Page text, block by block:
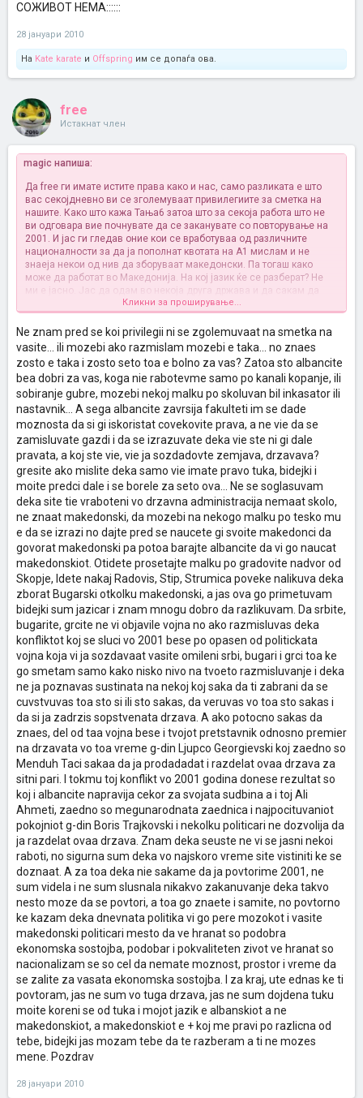
СОЖИВОТ НЕМА::::::
28 јануари 2010
На Kate karate и Offspring им се допаѓа ова.
free
Истакнат член
magic напиша:
Да free ги имате истите права како и нас, само разликата е што
вас секојдневно ви се зголемуваат привилегиите за сметка на
нашите. Како што кажа Тања6 затоа што за секоја работа што не
ви одговара вие почнувате да се заканувате со повторување на
2001. И јас ги гледав оние кои се вработуваа од различните
националности за да ја пополнат квотата на А1 мислам и не
знаеја некои од нив да зборуваат македонски. Па тогаш како
може да работат во Македонија. На кој јазик ќе се разберат? Не
ми е јасно. Јас да одам во некоја друга држава и да сакам да
работам нема шанси да ме вработат без да го познавам нивниот
јазик.
Точно е дека имаме проблеми и со србите и со бугарите и со
грците, но тие немаат сеуште започнато војна со нас и не ни се
закануваат со војна. За разлика од албанците. Исто така
албанците беа тие кои на изборите на 1 јуни 2008 правеа нереди и
со тоа не докажавме дека сме демократска земја и тоа влијаеше
и негативно на извештајот од ЕК. Затоа не ми кажувај дека сите
албанци се залагаат за доброто на Македонија, можеби ти да и
уште неколку други, но не сите. На другите им се наредува, а тие
исполнуваат наредби. Поздрав и не сакам да навредам никого
само кажувам мислење.
Кликни за проширување...
Ne znam pred se koi privilegii ni se zgolemuvaat na smetka na
vasite... ili mozebi ako razmislam mozebi e taka... no znaes
zosto e taka i zosto seto toa e bolno za vas? Zatoa sto albancite
bea dobri za vas, koga nie rabotevme samo po kanali kopanje, ili
sobiranje gubre, mozebi nekoj malku po skoluvan bil inkasator ili
nastavnik... A sega albancite zavrsija fakulteti im se dade
moznosta da si gi iskoristat covekovite prava, a ne vie da se
zamisluvate gazdi i da se izrazuvate deka vie ste ni gi dale
pravata, a koj ste vie, vie ja sozdadovte zemjava, drzavava?
gresite ako mislite deka samo vie imate pravo tuka, bidejki i
moite predci dale i se borele za seto ova... Ne se soglasuvam
deka site tie vraboteni vo drzavna administracija nemaat skolo,
ne znaat makedonski, da mozebi na nekogo malku po tesko mu
e da se izrazi no dajte pred se naucete gi svoite makedonci da
govorat makedonski pa potoa barajte albancite da vi go naucat
makedonskiot. Otidete prosetajte malku po gradovite nadvor od
Skopje, Idete nakaj Radovis, Stip, Strumica poveke nalikuva deka
zborat Bugarski otkolku makedonski, a jas ova go primetuvam
bidejki sum jazicar i znam mnogu dobro da razlikuvam. Da srbite,
bugarite, grcite ne vi objavile vojna no ako razmisluvas deka
konfliktot koj se sluci vo 2001 bese po opasen od politickata
vojna koja vi ja sozdavaat vasite omileni srbi, bugari i grci toa ke
go smetam samo kako nisko nivo na tvoeto razmisluvanje i deka
ne ja poznavas sustinata na nekoj koj saka da ti zabrani da se
cuvstvuvas toa sto si ili sto sakas, da veruvas vo toa sto sakas i
da si ja zadrzis sopstvenata drzava. A ako potocno sakas da
znaes, del od taa vojna bese i tvojot pretstavnik odnosno premier
na drzavata vo toa vreme g-din Ljupco Georgievski koj zaedno so
Menduh Taci sakaa da ja prodadadat i razdelat ovaa drzava za
sitni pari. I tokmu toj konflikt vo 2001 godina donese rezultat so
koj i albancite napravija cekor za svojata sudbina a i toj Ali
Ahmeti, zaedno so megunarodnata zaednica i najpocituvaniot
pokojniot g-din Boris Trajkovski i nekolku politicari ne dozvolija da
ja razdelat ovaa drzava. Znam deka seuste ne vi se jasni nekoi
raboti, no sigurna sum deka vo najskoro vreme site vistiniti ke se
doznaat. A za toa deka nie sakame da ja povtorime 2001, ne
sum videla i ne sum slusnala nikakvo zakanuvanje deka takvo
nesto moze da se povtori, a toa go znaete i samite, no povtorno
ke kazam deka dnevnata politika vi go pere mozokot i vasite
makedonski politicari mesto da ve hranat so podobra
ekonomska sostojba, podobar i pokvaliteten zivot ve hranat so
nacionalizam se so cel da nemate moznost, prostor i vreme da
se zalite za vasata ekonomska sostojba. I za kraj, ute ednas ke ti
povtoram, jas ne sum vo tuga drzava, jas ne sum dojdena tuku
moite koreni se od tuka i mojot jazik e albanskiot a ne
makedonskiot, a makedonskiot e + koj me pravi po razlicna od
tebe, bidejki jas mozam tebe da te razberam a ti ne mozes
mene. Pozdrav
28 јануари 2010